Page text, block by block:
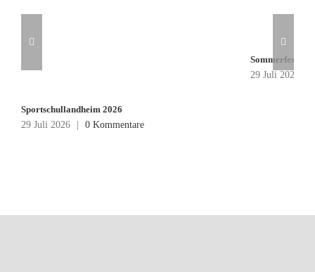
Sportschullandheim 2026
29 Juli 2026
0 Kommentare
Sommerfest
29 Juli 2026